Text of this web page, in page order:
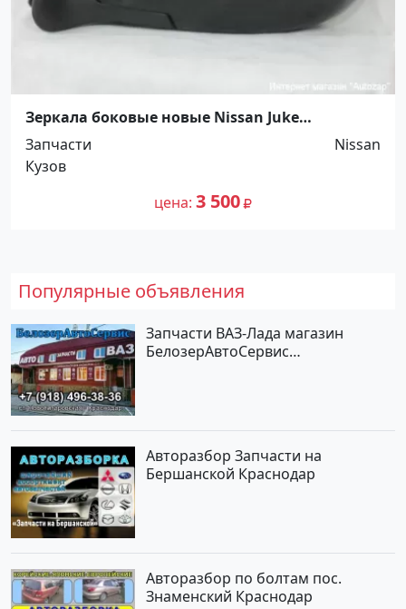
Зеркала боковые новые Nissan Juke
Кропоткин
Запчасти
Nissan
Кузов
цена 3 500
Популярные объявления
Запчасти ВАЗ-Лада магазин
БелозерАвтоСервис
Авторазбор Запчасти на
Бершанской Краснодар
Авторазбор по болтам пос.
Знаменский Краснодар